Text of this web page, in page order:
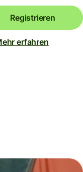
Registrieren
erfahren